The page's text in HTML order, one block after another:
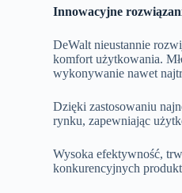
Innowacyjne
DeWalt nieustannie
komfort użytkowania.
wykonywanie nawet
Dzięki zastosowaniu
rynku, zapewniając
Wysoka efektywność,
konkurencyjnych